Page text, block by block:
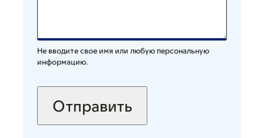
Не вводите свое имя или любую персональную
информацию.